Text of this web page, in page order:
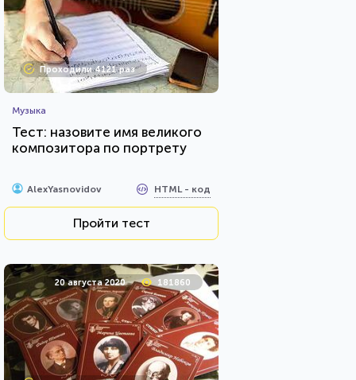
Проходили 4121 раз
Музыка
Тест: назовите имя великого
композитора по портрету
AlexYasnovidov HTML - код
Пройти тест
20 августа 2020 181860